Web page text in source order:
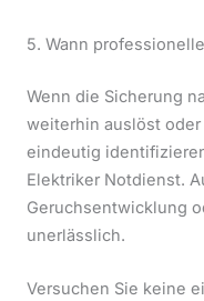
5. Wann
Wenn die Sicherung
weiterhin auslöst
eindeutig
Elektriker Notdienst.
Geruchsentwicklung
unerlässlich.
Versuchen Sie keine